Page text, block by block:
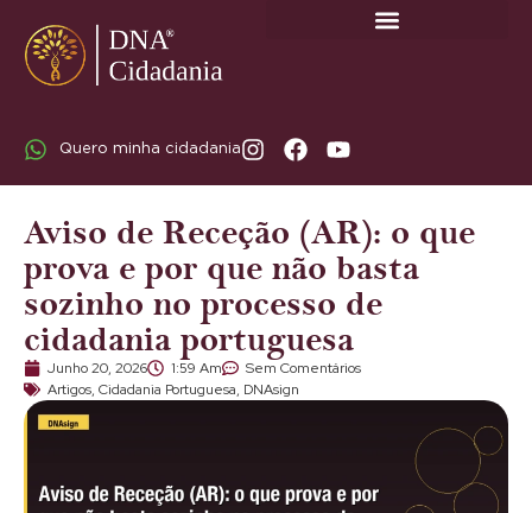
Quero minha cidadania
Aviso de Receção (AR): o que
prova e por que não basta
sozinho no processo de
cidadania portuguesa
Junho 20, 2026 1:59 Am
Sem Comentários
Artigos, Cidadania Portuguesa, DNAsign